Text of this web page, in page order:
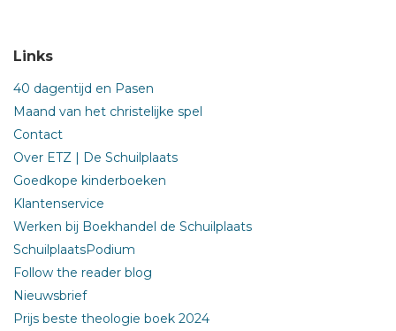
Links
40 dagentijd en Pasen
Maand van het christelijke spel
Contact
Over ETZ | De Schuilplaats
Goedkope kinderboeken
Klantenservice
Werken bij Boekhandel de Schuilplaats
SchuilplaatsPodium
Follow the reader blog
Nieuwsbrief
Prijs beste theologie boek 2024